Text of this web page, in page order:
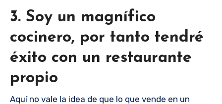
3. Soy un magnífico
cocinero, por tanto tendré
éxito con un restaurante
propio
Aquí no vale la idea de que lo que vende en un